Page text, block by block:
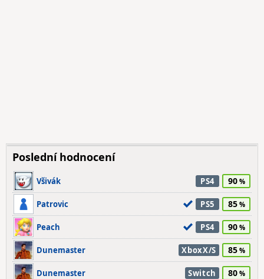
Poslední hodnocení
Všivák PS4 90
Patrovic PS5 85
Peach PS4 90
Dunemaster XboxX/S 85
Dunemaster Switch 80